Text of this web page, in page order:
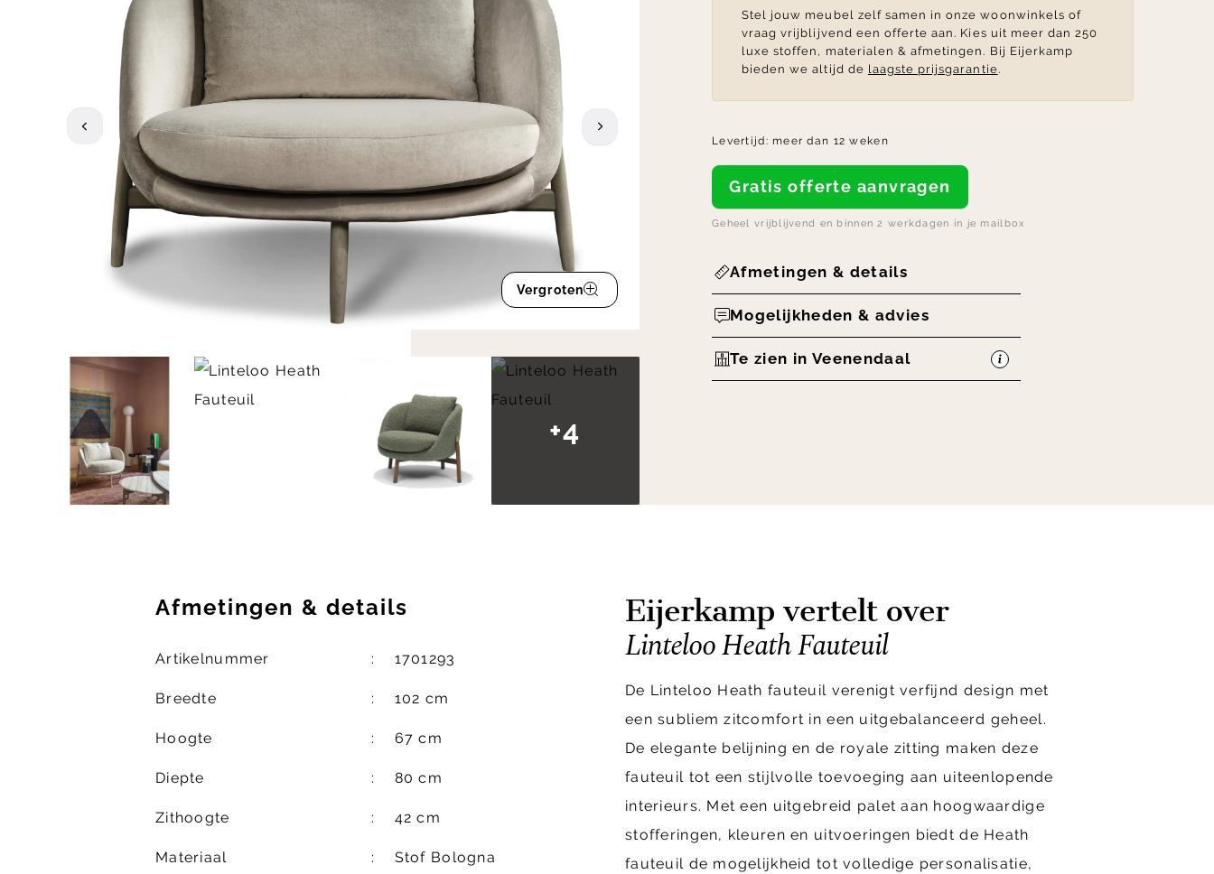
Vergroten
+4
Stel jouw meubel zelf samen in onze woonwinkels of
vraag vrijblijvend een offerte aan. Kies uit meer dan 250
luxe stoffen, materialen & afmetingen. Bij Eijerkamp
bieden we altijd de laagste prijsgarantie.
Levertijd: meer dan 12 weken
Gratis offerte aanvragen
Geheel vrijblijvend en binnen 2 werkdagen in je mailbox
Afmetingen & details
Mogelijkheden & advies
Te zien in Veenendaal
Afmetingen & details
Artikelnummer 1701293
Breedte 102 cm
Hoogte 67 cm
Diepte 80 cm
Zithoogte 42 cm
Materiaal Stof Bologna
Eijerkamp vertelt over
Linteloo Heath Fauteuil
De Linteloo Heath fauteuil verenigt verfijnd design met
een subliem zitcomfort in een uitgebalanceerd geheel.
De elegante belijning en de royale zitting maken deze
fauteuil tot een stijlvolle toevoeging aan uiteenlopende
interieurs. Met een uitgebreid palet aan hoogwaardige
stofferingen, kleuren en uitvoeringen biedt de Heath
fauteuil de mogelijkheid tot volledige personalisatie,